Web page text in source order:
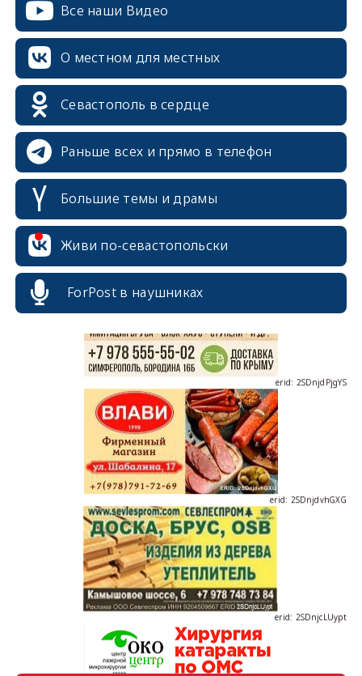
Все наши Видео
О местном для местных
Севастополь в сердце
Раньше всех и прямо в телефон
Большие темы и драмы
Живи по-севастопольски
ForPost в наушниках
erid: 2SDnjcrDNw6
erid: 2SDnjdPjgYS
erid: 2SDnjdvhGXG